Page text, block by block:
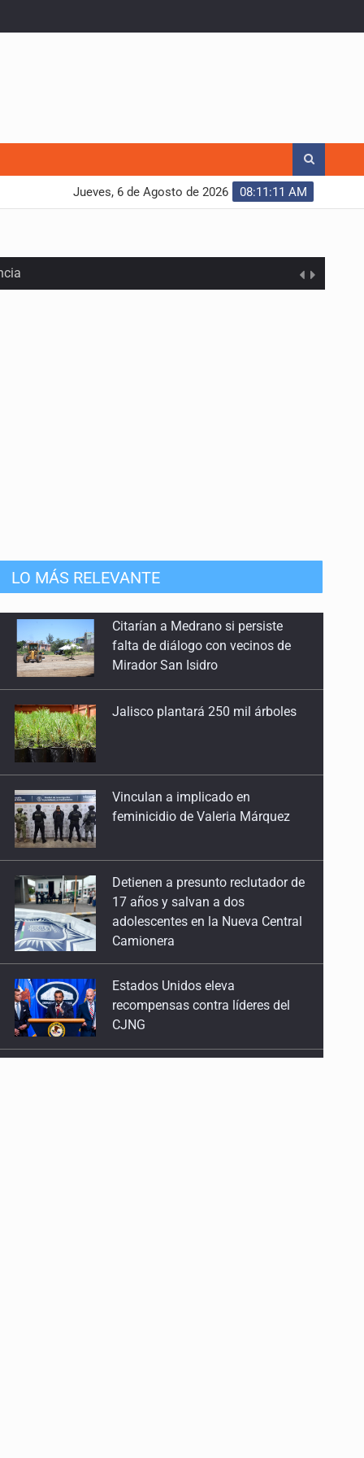
08:11:12 AM
Jueves, 6 de Agosto de 2026
LO MÁS RELEVANTE
Jalisco plantará 250 mil árboles
Vinculan a implicado en
Detienen a presunto reclutador de
17 años y salvan a dos
Camionera
Estados Unidos eleva
recompensas contra líderes del
CJNG
Mueren cuatro personas por
volcadura en San Miguel el Alto